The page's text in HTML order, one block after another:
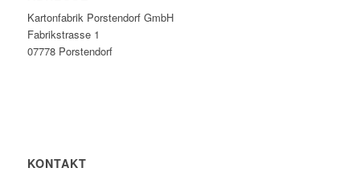
Kartonfabrik Porstendorf GmbH
Fabrikstrasse 1
07778 Porstendorf
KONTAKT